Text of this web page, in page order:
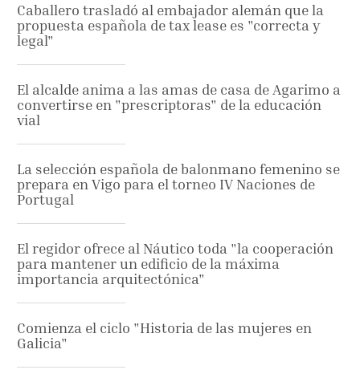
Caballero trasladó al embajador alemán que la
propuesta española de tax lease es "correcta y
legal"
El alcalde anima a las amas de casa de Agarimo a
convertirse en "prescriptoras" de la educación
vial
La selección española de balonmano femenino se
prepara en Vigo para el torneo IV Naciones de
Portugal
El regidor ofrece al Náutico toda "la cooperación
para mantener un edificio de la máxima
importancia arquitectónica"
Comienza el ciclo "Historia de las mujeres en
Galicia"